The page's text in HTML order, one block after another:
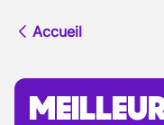
Accueil